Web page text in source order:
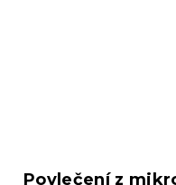
Povlečení z